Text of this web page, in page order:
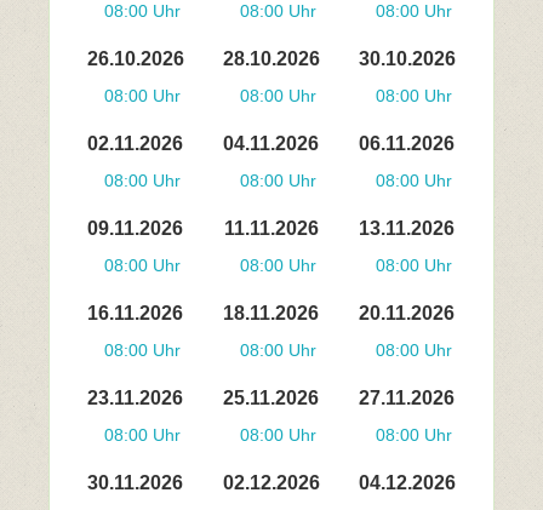
08:00 Uhr 08:00 Uhr 08:00 Uhr
26.10.2026
08:00 Uhr
28.10.2026
08:00 Uhr
30.10.2026
08:00 Uhr
02.11.2026
08:00 Uhr
04.11.2026
08:00 Uhr
06.11.2026
08:00 Uhr
09.11.2026
08:00 Uhr
11.11.2026
08:00 Uhr
13.11.2026
08:00 Uhr
16.11.2026
08:00 Uhr
18.11.2026
08:00 Uhr
20.11.2026
08:00 Uhr
23.11.2026
08:00 Uhr
25.11.2026
08:00 Uhr
27.11.2026
08:00 Uhr
30.11.2026 02.12.2026 04.12.2026